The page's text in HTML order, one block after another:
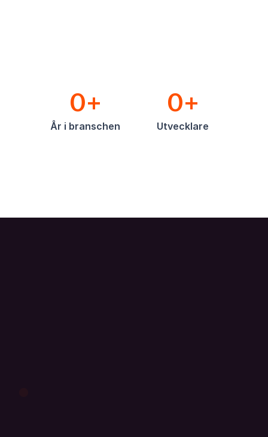
0+
År i branschen
0+
Utvecklare